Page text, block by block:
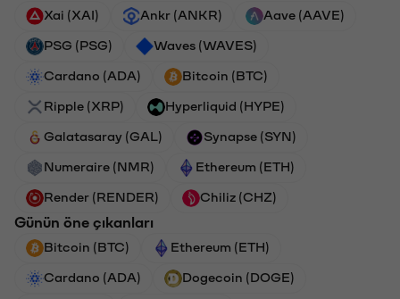
Xai (XAI) Ankr (ANKR) Aave (AAVE)
PSG (PSG) Waves (WAVES)
Cardano (ADA) Bitcoin (BTC)
Ripple (XRP) Hyperliquid (HYPE)
Galatasaray (GAL) Synapse (SYN)
Numeraire (NMR) Ethereum (ETH)
Render (RENDER) Chiliz (CHZ)
Günün öne çıkanları
Bitcoin (BTC) Ethereum (ETH)
Cardano (ADA) Dogecoin (DOGE)